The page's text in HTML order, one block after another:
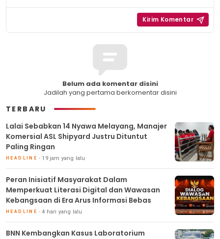
Belum ada komentar disini
Jadilah yang pertama berkomentar disini
TERBARU
Lalai Sebabkan 14 Nyawa Melayang, Manajer
Komersial ASL Shipyard Justru Dituntut
Paling Ringan
HEADLINE 19 jam yang lalu
Peran Inisiatif Masyarakat Dalam
Memperkuat Literasi Digital dan Wawasan
Kebangsaan di Era Arus Informasi Bebas
HEADLINE 4 hari yang lalu
BNN Kembangkan Kasus Laboratorium